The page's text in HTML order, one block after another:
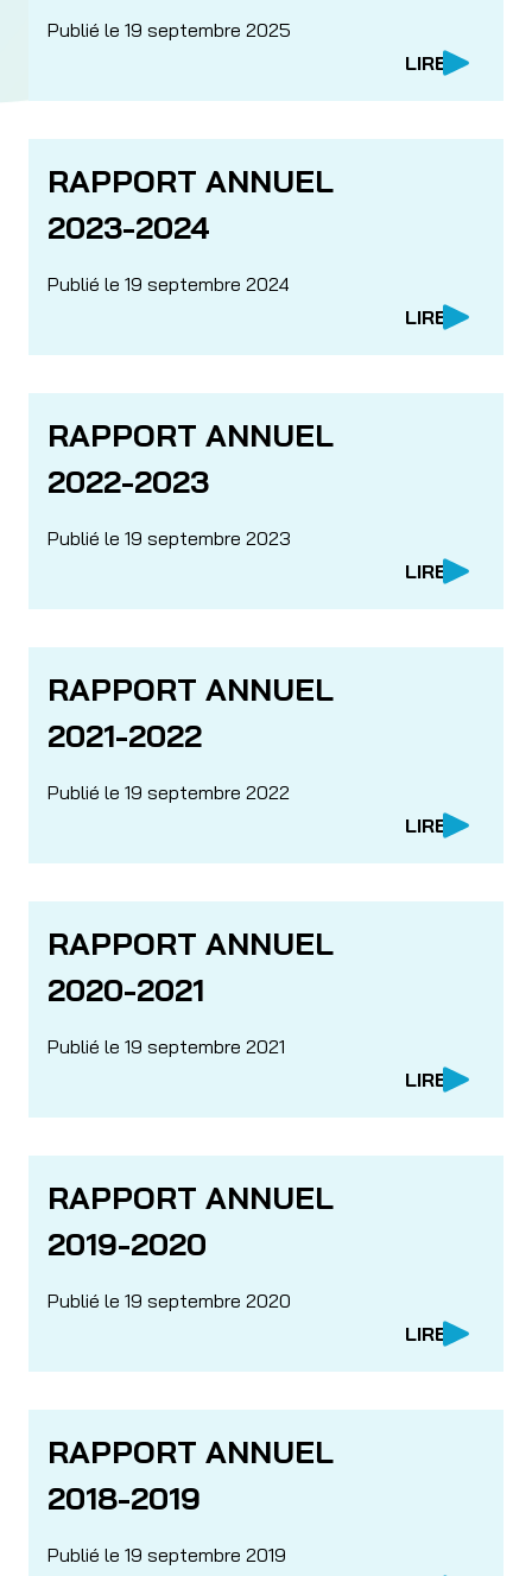
Publié le 19 septembre 2025
LIRE
RAPPORT ANNUEL
2023-2024
Publié le 19 septembre 2024
LIRE
RAPPORT ANNUEL
2022-2023
Publié le 19 septembre 2023
LIRE
RAPPORT ANNUEL
2021-2022
Publié le 19 septembre 2022
LIRE
RAPPORT ANNUEL
2020-2021
Publié le 19 septembre 2021
LIRE
RAPPORT ANNUEL
2019-2020
Publié le 19 septembre 2020
LIRE
RAPPORT ANNUEL
2018-2019
Publié le 19 septembre 2019